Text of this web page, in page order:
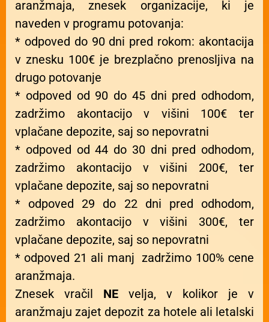
aranžmaja, znesek organizacije, ki je
naveden v programu potovanja:
* odpoved do 90 dni pred rokom: akontacija
v znesku 100€ je brezplačno prenosljiva na
drugo potovanje
* odpoved od 90 do 45 dni pred odhodom,
zadržimo akontacijo v višini 100€ ter
vplačane depozite, saj so nepovratni
* odpoved od 44 do 30 dni pred odhodom,
zadržimo akontacijo v višini 200€, ter
vplačane depozite, saj so nepovratni
* odpoved 29 do 22 dni pred odhodom,
zadržimo akontacijo v višini 300€, ter
vplačane depozite, saj so nepovratni
* odpoved 21 ali manj zadržimo 100% cene
aranžmaja.
Znesek vračil NE velja, v kolikor je v
aranžmaju zajet depozit za hotele ali letalski